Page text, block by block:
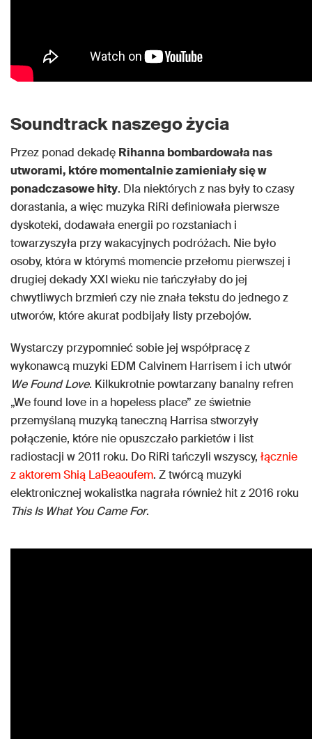
Soundtrack naszego życia
Przez ponad dekadę Rihanna bombardowała nas
utworami, które momentalnie zamieniały się w
ponadczasowe hity. Dla niektórych z nas były to czasy
dorastania, a więc muzyka RiRi definiowała pierwsze
dyskoteki, dodawała energii po rozstaniach i
towarzyszyła przy wakacyjnych podróżach. Nie było
osoby, która w którymś momencie przełomu pierwszej i
drugiej dekady XXI wieku nie tańczyłaby do jej
chwytliwych brzmień czy nie znała tekstu do jednego z
utworów, które akurat podbijały listy przebojów.
Wystarczy przypomnieć sobie jej współpracę z
wykonawcą muzyki EDM Calvinem Harrisem i ich utwór
We Found Love. Kilkukrotnie powtarzany banalny refren
„We found love in a hopeless place” ze świetnie
przemyślaną muzyką taneczną Harrisa stworzyły
połączenie, które nie opuszczało parkietów i list
radiostacji w 2011 roku. Do RiRi tańczyli wszyscy, łącznie
z aktorem Shią LaBeaoufem. Z twórcą muzyki
elektronicznej wokalistka nagrała również hit z 2016 roku
This Is What You Came For.